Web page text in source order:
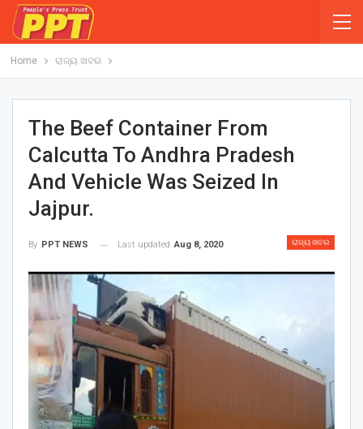
Home ରାଜ୍ୟ ଖବର
The Beef Container From
Calcutta To Andhra Pradesh
And Vehicle Was Seized In
Jajpur.
ରାଜ୍ୟ ଖବର
By PPT NEWS Last updated Aug 8, 2020